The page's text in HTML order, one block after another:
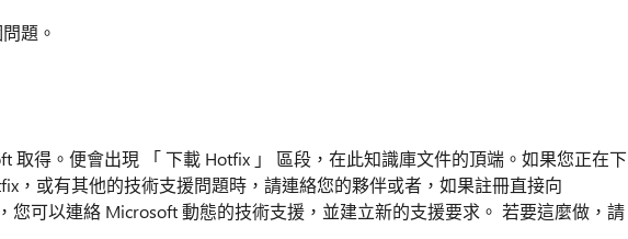
題。
取得。便會出現 「 下載 Hotfix 」 區段，在此知識庫文件的頂端。如果您正在下
，或有其他的技術支援問題時，請連絡您的夥伴或者，如果註冊直接向
您可以連絡 Microsoft 動態的技術支援，並建立新的支援要求。 若要這麼做，請